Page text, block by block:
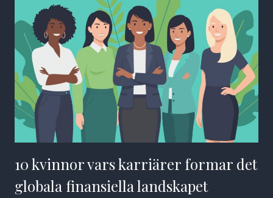
10 kvinnor vars karriärer formar det
globala finansiella landskapet